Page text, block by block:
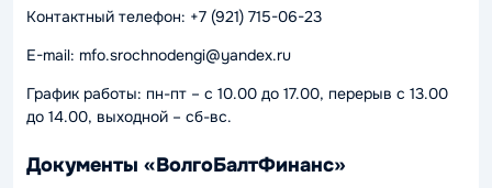
Контактный телефон: +7 (921) 715-06-23
E-mail: mfo.srochnodengi@yandex.ru
График работы: пн-пт – с 10.00 до 17.00, перерыв с 13.00
до 14.00, выходной – сб-вс.
Документы «ВолгоБалтФинанс»